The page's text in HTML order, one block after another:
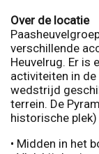
Over de locatie
verschillende
Heuvelrug. Er is
activiteiten in de
wedstrijd
terrein. De
historische
• Midden in het